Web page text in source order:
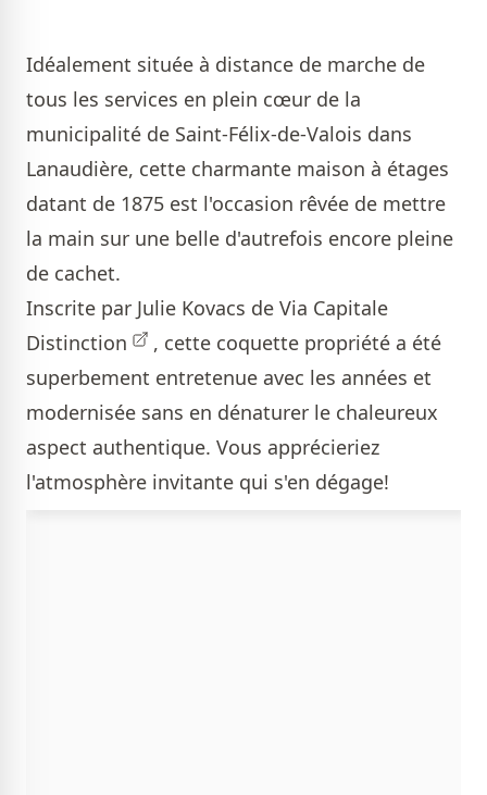
Idéalement située à distance de marche de
tous les services en plein cœur de la
municipalité de Saint-Félix-de-Valois dans
Lanaudière, cette charmante maison à étages
datant de 1875 est l'occasion rêvée de mettre
la main sur une belle d'autrefois encore pleine
de cachet.
Inscrite par Julie Kovacs de Via Capitale
Distinction
, cette coquette propriété a été
superbement entretenue avec les années et
modernisée sans en dénaturer le chaleureux
aspect authentique. Vous apprécieriez
l'atmosphère invitante qui s'en dégage!